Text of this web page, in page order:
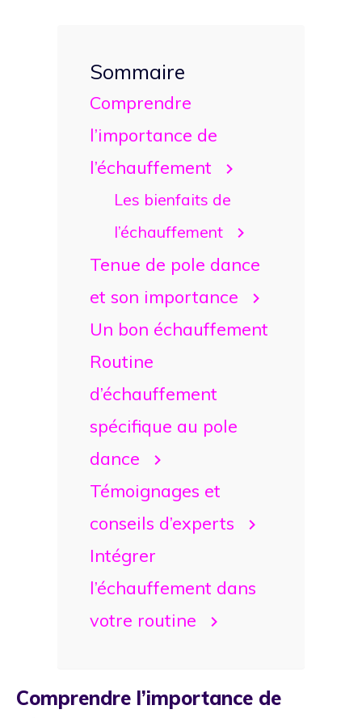
Sommaire
Comprendre
l’importance de
l’échauffement
Les bienfaits de
l’échauffement
Tenue de pole dance
et son importance
Un bon échauffement
Routine
d’échauffement
spécifique au pole
dance
Témoignages et
conseils d’experts
Intégrer
l’échauffement dans
votre routine
Comprendre l’importance de